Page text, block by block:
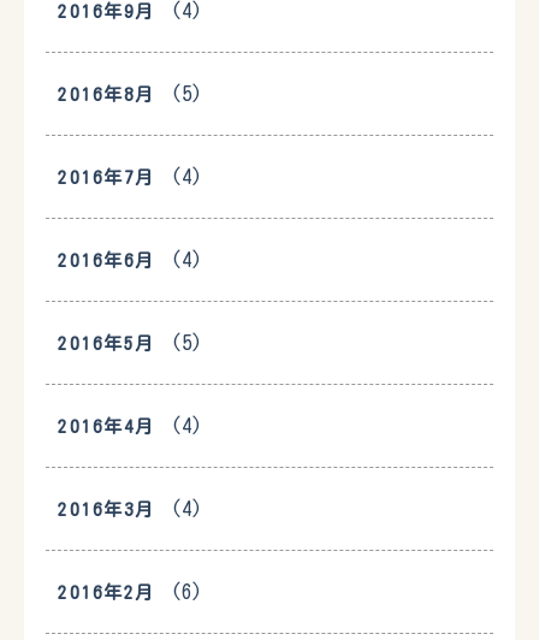
2016年9月 (4)
2016年8月 (5)
2016年7月 (4)
2016年6月 (4)
2016年5月 (5)
2016年4月 (4)
2016年3月 (4)
2016年2月 (6)